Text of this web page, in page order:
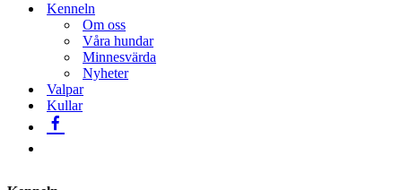
Kenneln
Om oss
Våra hundar
Minnesvärda
Nyheter
Valpar
Kullar